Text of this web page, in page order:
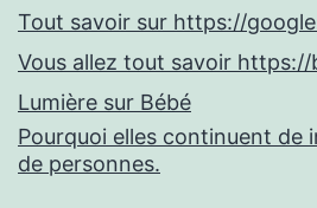
Tout savoir sur https://
Vous allez tout savoir
Lumière sur Bébé
Pourquoi elles continuent de
de personnes.